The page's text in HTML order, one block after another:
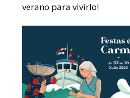
verano para vivirlo!